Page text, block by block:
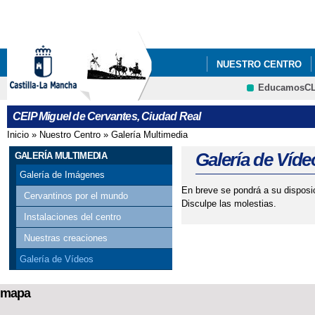
NUESTRO CENTRO
ATENCIÓN A LA
CEIP Miguel de Cervantes, Ciudad Real
Se encuentra usted aquí
Inicio » Nuestro Centro » Galería Multimedia
GALERÍA MULTIMEDIA
Galería de Imágenes
Cervantinos por el mundo
Instalaciones del centro
Nuestras creaciones
Galería de Vídeos
Galería de
En breve se pondrá a su
Disculpe las molestias.
mapa